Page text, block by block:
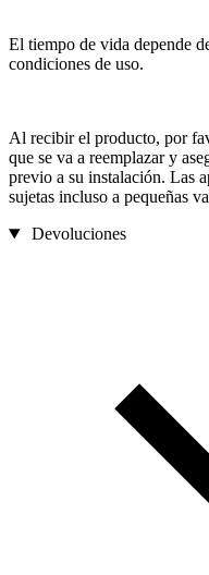
El tiempo de vida depende
condiciones de uso.
Al recibir el producto, por
que se va a reemplazar y
previo a su instalación. Las
sujetas incluso a pequeñas
Devoluciones